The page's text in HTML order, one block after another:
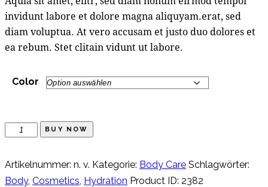
invidunt labore et dolore magna aliquyam.erat, sed
diam voluptua. At vero accusam et justo duo dolores et
ea rebum. Stet clitain vidunt ut labore.
Color
BUY NOW
Artikelnummer: n. v. Kategorie: Body Care Schlagwörter:
Body, Cosmetics, Hydration Product ID: 2382